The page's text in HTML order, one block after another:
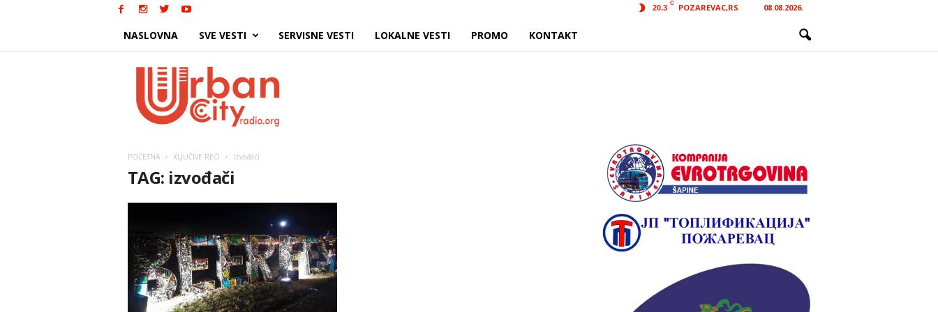
20.3
C POZAREVAC,RS 08.08.2026.
NASLOVNA SVE VESTI SERVISNE VESTI LOKALNE VESTI PROMO KONTAKT
POČETNA KLJUČNE REČI Izvođači
TAG: izvođači